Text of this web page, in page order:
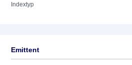
Indextyp
Emittent